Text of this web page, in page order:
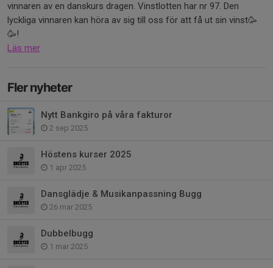
vinnaren av en danskurs dragen. Vinstlotten har nr 97. Den
lyckliga vinnaren kan höra av sig till oss för att få ut sin vinst🥳
🥳!
Läs mer
Fler nyheter
Nytt Bankgiro på våra fakturor
2 sep 2025
Höstens kurser 2025
1 apr 2025
Dansglädje & Musikanpassning Bugg
26 mar 2025
Dubbelbugg
1 mar 2025